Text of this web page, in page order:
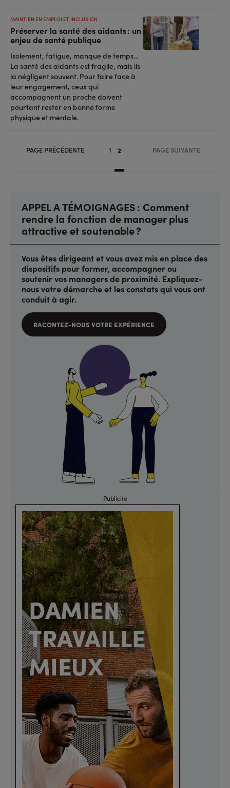
Préserver la santé des aidants : un
enjeu de santé publique
MAINTIEN EN EMPLOI ET INCLUSION
Isolement, fatigue, manque de temps…
La santé des aidants est fragile, mais ils
la négligent souvent. Pour faire face à
leur engagement, ceux qui
accompagnent un proche doivent
pourtant rester en bonne forme
physique et mentale.
PAGE PRÉCÉDENTE
Page
1 Page
2 PAGE SUIVANTE
APPEL A TÉMOIGNAGES : Comment
rendre la fonction de manager plus
attractive et soutenable ?
Vous êtes dirigeant et vous avez mis en place des
dispositifs pour former, accompagner ou
soutenir vos managers de proximité. Expliquez-
nous votre démarche et les constats qui vous ont
conduit à agir.
RACONTEZ-NOUS VOTRE EXPÉRIENCE
Publicité